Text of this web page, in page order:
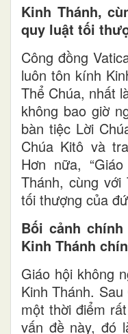
Kinh Thánh,
quy luật tối
Công đồng
luôn tôn kính
Thể Chúa, nhất
không bao giờ
bàn tiệc Lời
Chúa Kitô và
Hơn nữa,
Thánh, cùng với
tối thượng của
Bối cảnh
Kinh Thánh
Giáo hội không
Kinh Thánh.
một thời điểm
vấn đề này, đó